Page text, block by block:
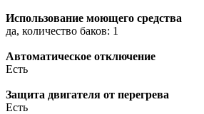
Использование моющего средства
да, количество баков: 1
Автоматическое отключение
Есть
Защита двигателя от перегрева
Есть